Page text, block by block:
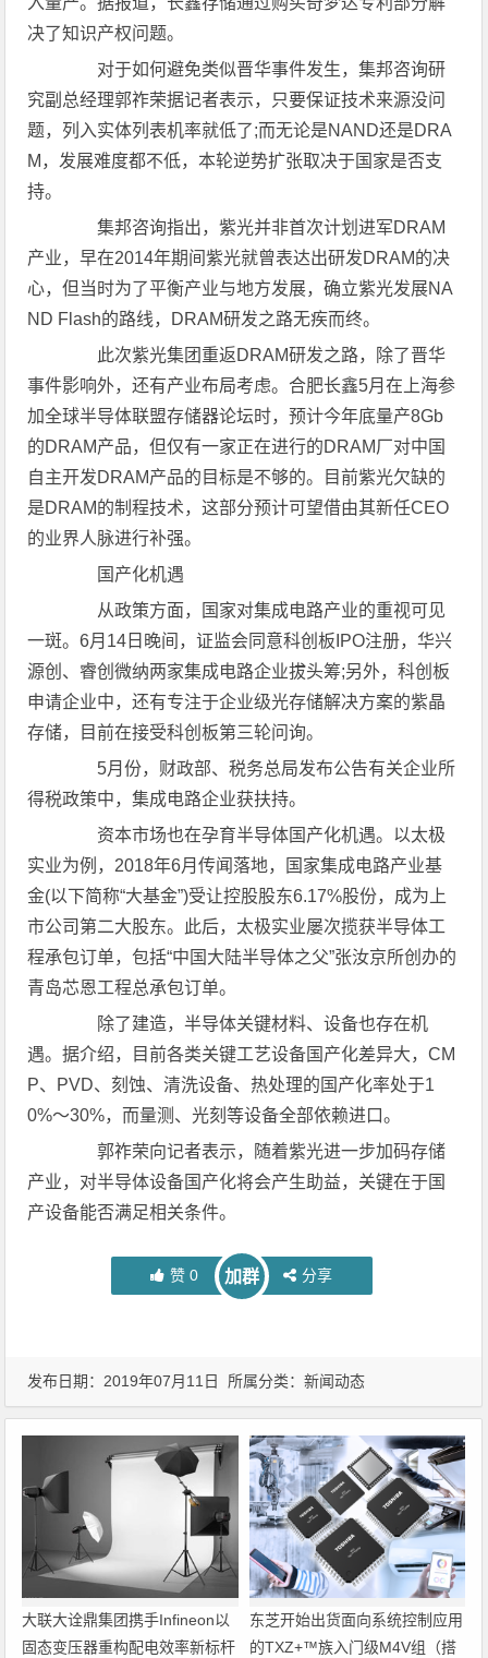
决了知识产权问题。
对于如何避免类似晋华事件发生，集邦咨询研
究副总经理郭祚荣据记者表示，只要保证技术来源没问
题，列入实体列表机率就低了;而无论是NAND还是DRA
M，发展难度都不低，本轮逆势扩张取决于国家是否支
持。
集邦咨询指出，紫光并非首次计划进军DRAM
产业，早在2014年期间紫光就曾表达出研发DRAM的决
心，但当时为了平衡产业与地方发展，确立紫光发展NA
ND Flash的路线，DRAM研发之路无疾而终。
此次紫光集团重返DRAM研发之路，除了晋华
事件影响外，还有产业布局考虑。合肥长鑫5月在上海参
加全球半导体联盟存储器论坛时，预计今年底量产8Gb
的DRAM产品，但仅有一家正在进行的DRAM厂对中国
自主开发DRAM产品的目标是不够的。目前紫光欠缺的
是DRAM的制程技术，这部分预计可望借由其新任CEO
的业界人脉进行补强。
国产化机遇
从政策方面，国家对集成电路产业的重视可见
一斑。6月14日晚间，证监会同意科创板IPO注册，华兴
源创、睿创微纳两家集成电路企业拔头筹;另外，科创板
申请企业中，还有专注于企业级光存储解决方案的紫晶
存储，目前在接受科创板第三轮问询。
5月份，财政部、税务总局发布公告有关企业所
得税政策中，集成电路企业获扶持。
资本市场也在孕育半导体国产化机遇。以太极
实业为例，2018年6月传闻落地，国家集成电路产业基
金(以下简称“大基金”)受让控股股东6.17%股份，成为上
市公司第二大股东。此后，太极实业屡次揽获半导体工
程承包订单，包括“中国大陆半导体之父”张汝京所创办的
青岛芯恩工程总承包订单。
除了建造，半导体关键材料、设备也存在机
遇。据介绍，目前各类关键工艺设备国产化差异大，CM
P、PVD、刻蚀、清洗设备、热处理的国产化率处于1
0%～30%，而量测、光刻等设备全部依赖进口。
郭祚荣向记者表示，随着紫光进一步加码存储
产业，对半导体设备国产化将会产生助益，关键在于国
产设备能否满足相关条件。
赞 0 加群 分享
发布日期：2019年07月11日 所属分类：新闻动态
大联大诠鼎集团携手Infineon以
固态变压器重构配电效率新标杆
东芝开始出货面向系统控制应用
的TXZ+™族入门级M4V组（搭